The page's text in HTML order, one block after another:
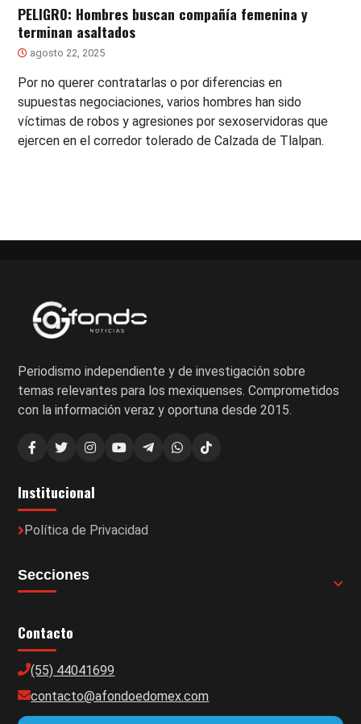
PELIGRO: Hombres buscan compañía femenina y
terminan asaltados
agosto 22, 2025
Por no querer contratarlas o por diferencias en
supuestas negociaciones, varios hombres han sido
víctimas de robos y agresiones por sexoservidoras que
ejercen en el corredor tolerado de Calzada de Tlalpan.
Periodismo independiente y de investigación sobre
temas relevantes para los mexiquenses. Comprometidos
con la información veraz y oportuna desde 2015.
Institucional
Política de Privacidad
Secciones
Contacto
(55) 44041699
contacto@afondoedomex.com